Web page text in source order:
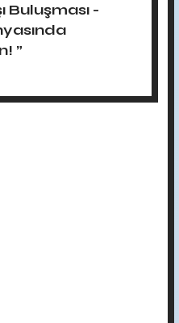
Buluşması -
”